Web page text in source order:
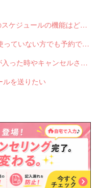
Q-2522 Shopのスケジュールとwebのスケジュールの機能はどう違いますか？
Q-2552 LINE対応Web予約はLINEを使っていない方でも予約できますか？
Q-2551 LINE対応Web予約から予約が入った時やキャンセルされた時、サロンやお客様へは通知されますか？
を送りたい